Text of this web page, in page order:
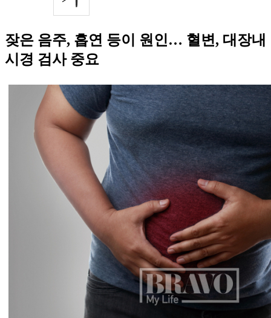
잦은 음주, 흡연 등이 원인… 혈변, 대장내
시경 검사 중요